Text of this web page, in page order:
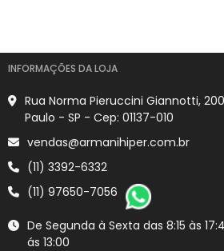
INFORMAÇÕES DA LOJA
Rua Norma Pieruccini Giannotti,
Paulo - SP - Cep: 01137-010
vendas@armanihiper.com.br
(11) 3392-6332
(11) 97650-7056
De Segunda à Sexta das 8:15 às
ás 13:00